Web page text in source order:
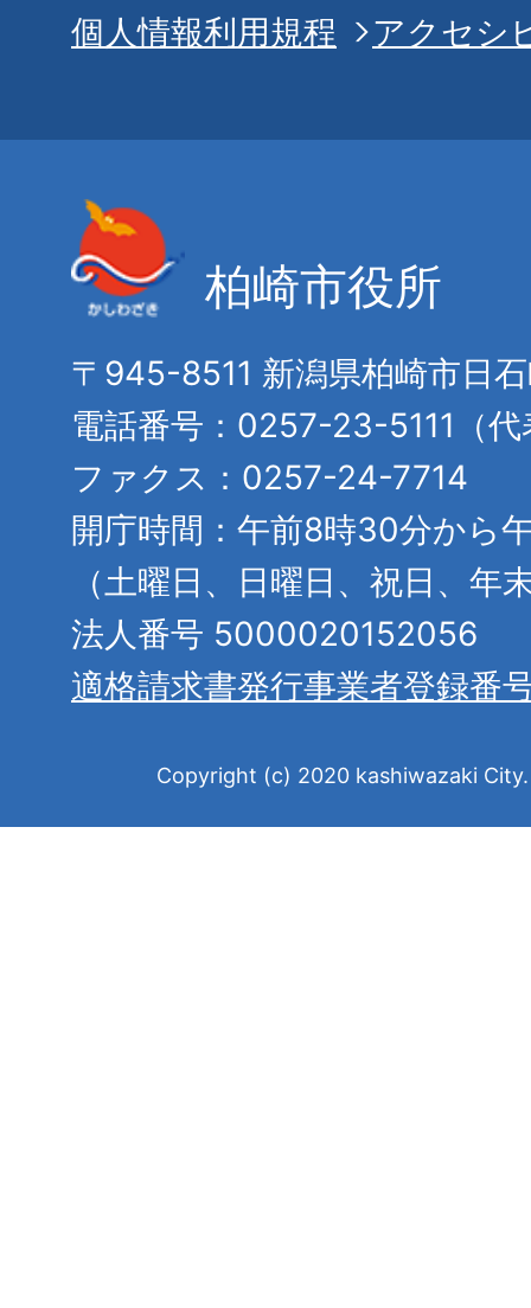
個人情報利用規程
アクセシ
柏崎市役所
〒945-8511 新潟県柏崎市日
電話番号：0257-23-5111（代
ファクス：0257-24-7714
開庁時間：午前8時30分から
（土曜日、日曜日、祝日、年
法人番号 5000020152056
適格請求書発行事業者登録番
Copyright (c) 2020 kashiwazaki